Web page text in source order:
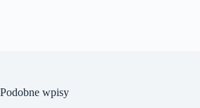
Podobne wpisy